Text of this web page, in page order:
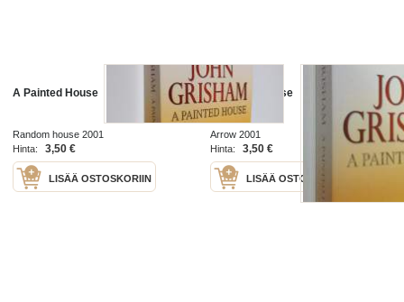
A Painted House
Random house 2001
Hinta:
3,50 €
LISÄÄ OSTOSKORIIN
A painted house
Arrow 2001
Hinta:
3,50 €
LISÄÄ OSTOSKORIIN